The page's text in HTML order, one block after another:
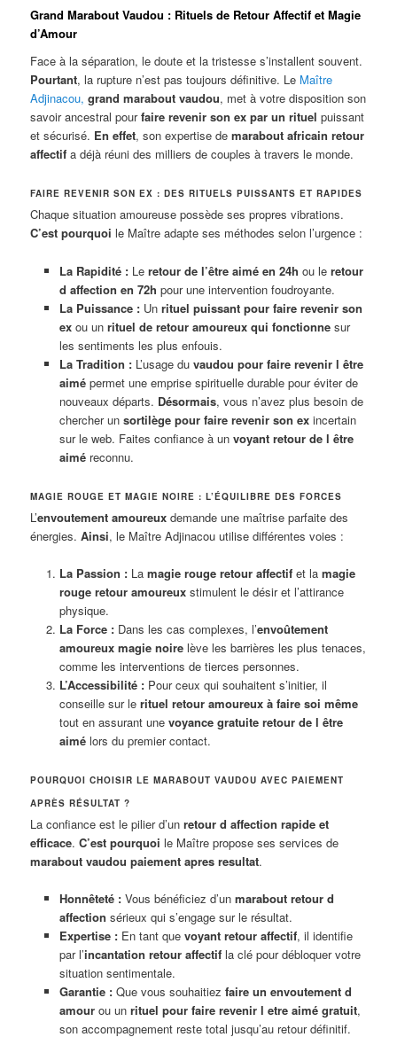
Grand Marabout Vaudou : Rituels de Retour Affectif et Magie
d’Amour
Face à la séparation, le doute et la tristesse s’installent souvent.
Pourtant, la rupture n’est pas toujours définitive. Le Maître
Adjinacou, grand marabout vaudou, met à votre disposition son
savoir ancestral pourfaire revenir son ex par un rituel puissant
et sécurisé. En effet, son expertise demarabout africain retour
affectif a déjà réuni des milliers de couples à travers le monde.
FAIRE REVENIR SON EX : DES RITUELS PUISSANTS ET RAPIDES
Chaque situation amoureuse possède ses propres vibrations.
C’est pourquoi le Maître adapte ses méthodes selon l’urgence :
La Rapidité :Le retour de l’être aimé en 24h ou le retour
d affection en 72h pour une intervention foudroyante.
La Puissance :Un rituel puissant pour faire revenir son
exou un rituel de retour amoureux qui fonctionnesur
les sentiments les plus enfouis.
La Tradition :L’usage du vaudou pour faire revenir l être
aimépermet une emprise spirituelle durable pour éviter de
nouveaux départs. Désormais, vous n’avez plus besoin de
chercher un sortilège pour faire revenir son exincertain
sur le web. Faites confiance à un voyant retour de l être
aiméreconnu.
MAGIE ROUGE ET MAGIE NOIRE : L’ÉQUILIBRE DES FORCES
L’envoutement amoureux demande une maîtrise parfaite des
énergies.Ainsi, le Maître Adjinacou utilise différentes voies :
La Passion :La magie rouge retour affectifet la magie
rouge retour amoureuxstimulent le désir et l’attirance
physique.
La Force :Dans les cas complexes, l’envoûtement
amoureux magie noirelève les barrières les plus tenaces,
comme les interventions de tierces personnes.
L’Accessibilité :Pour ceux qui souhaitent s’initier, il
conseille sur le rituel retour amoureux à faire soi même
tout en assurant une voyance gratuite retour de l être
aimélors du premier contact.
POURQUOI CHOISIR LE MARABOUT VAUDOU AVEC PAIEMENT
APRÈS RÉSULTAT ?
La confiance est le pilier d’unretour d affection rapide et
efficace.C’est pourquoi le Maître propose ses services de
marabout vaudou paiement apres resultat.
Honnêteté :Vous bénéficiez d’un marabout retour d
affection sérieux qui s’engage sur le résultat.
Expertise :En tant que voyant retour affectif, il identifie
par l’incantation retour affectifla clé pour débloquer votre
situation sentimentale.
Garantie :Que vous souhaitiez faire un envoutement d
amourou un rituel pour faire revenir l etre aimé gratuit,
son accompagnement reste total jusqu’au retour définitif.